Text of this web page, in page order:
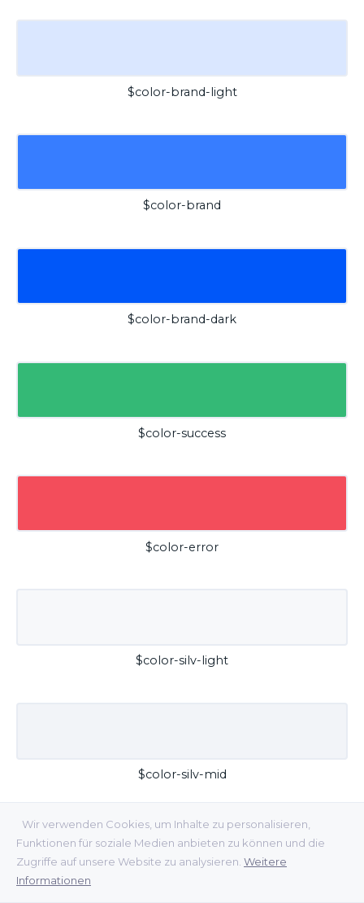
Wir verwenden Cookies, um Inhalte zu personalisieren,
Funktionen für soziale Medien anbieten zu können und die
Zugriffe auf unsere Website zu analysieren. Weitere
Informationen
$color-brand-light
$color-brand
$color-brand-dark
$color-success
$color-error
$color-silv-light
$color-silv-mid